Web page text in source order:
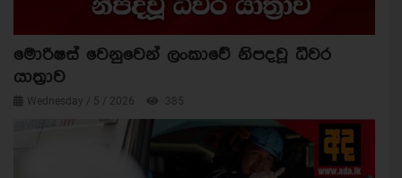
මොරිෂස් වෙනුවෙන් ලංකාවේ නිපදවූ ධීවර
යාත්‍රාව
Wednesday / 5 / 2026 385